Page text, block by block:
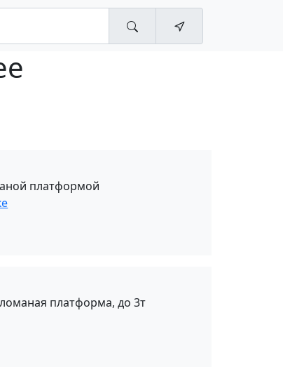
платформой
платформа, до 3т